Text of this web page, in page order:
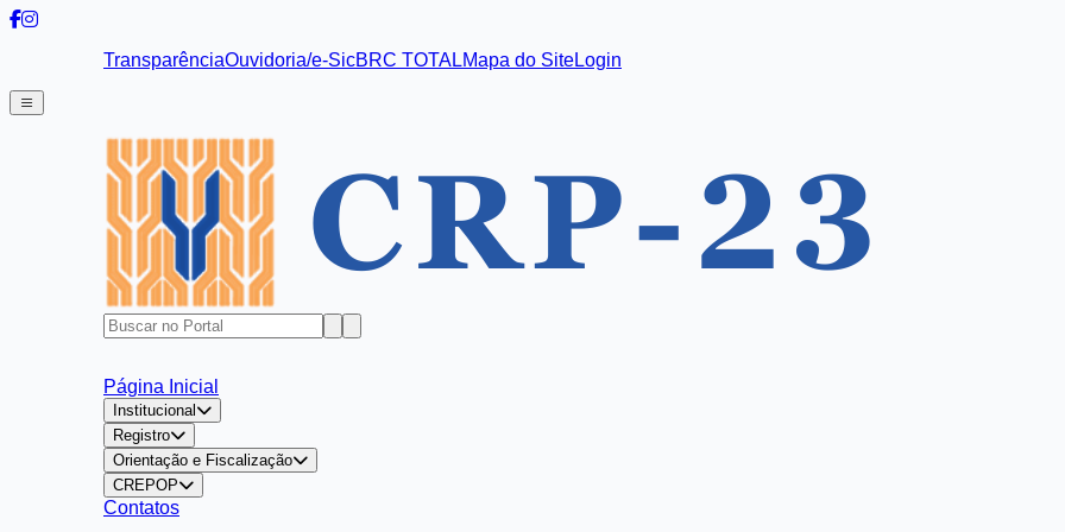
TransparênciaOuvidoria/e-SicBRC TOTALMapa do SiteLogin
Página Inicial
Institucional
Registro
Orientação e Fiscalização
CREPOP
Contatos